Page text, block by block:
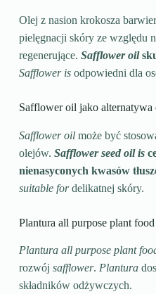
Olej z nasion krokosza
pielęgnacji skóry ze względu
regenerujące. Safflower oil
Safflower isodpowiedni dla
Safflower oil jako
Safflower oilmoże być
olejów. Safflower seed oil is
nienasyconych kwasów
suitable fordelikatnej skóry.
Plantura all purpose plant
Plantura all purpose plant
rozwój safflower. Plantura
składników odżywczych.